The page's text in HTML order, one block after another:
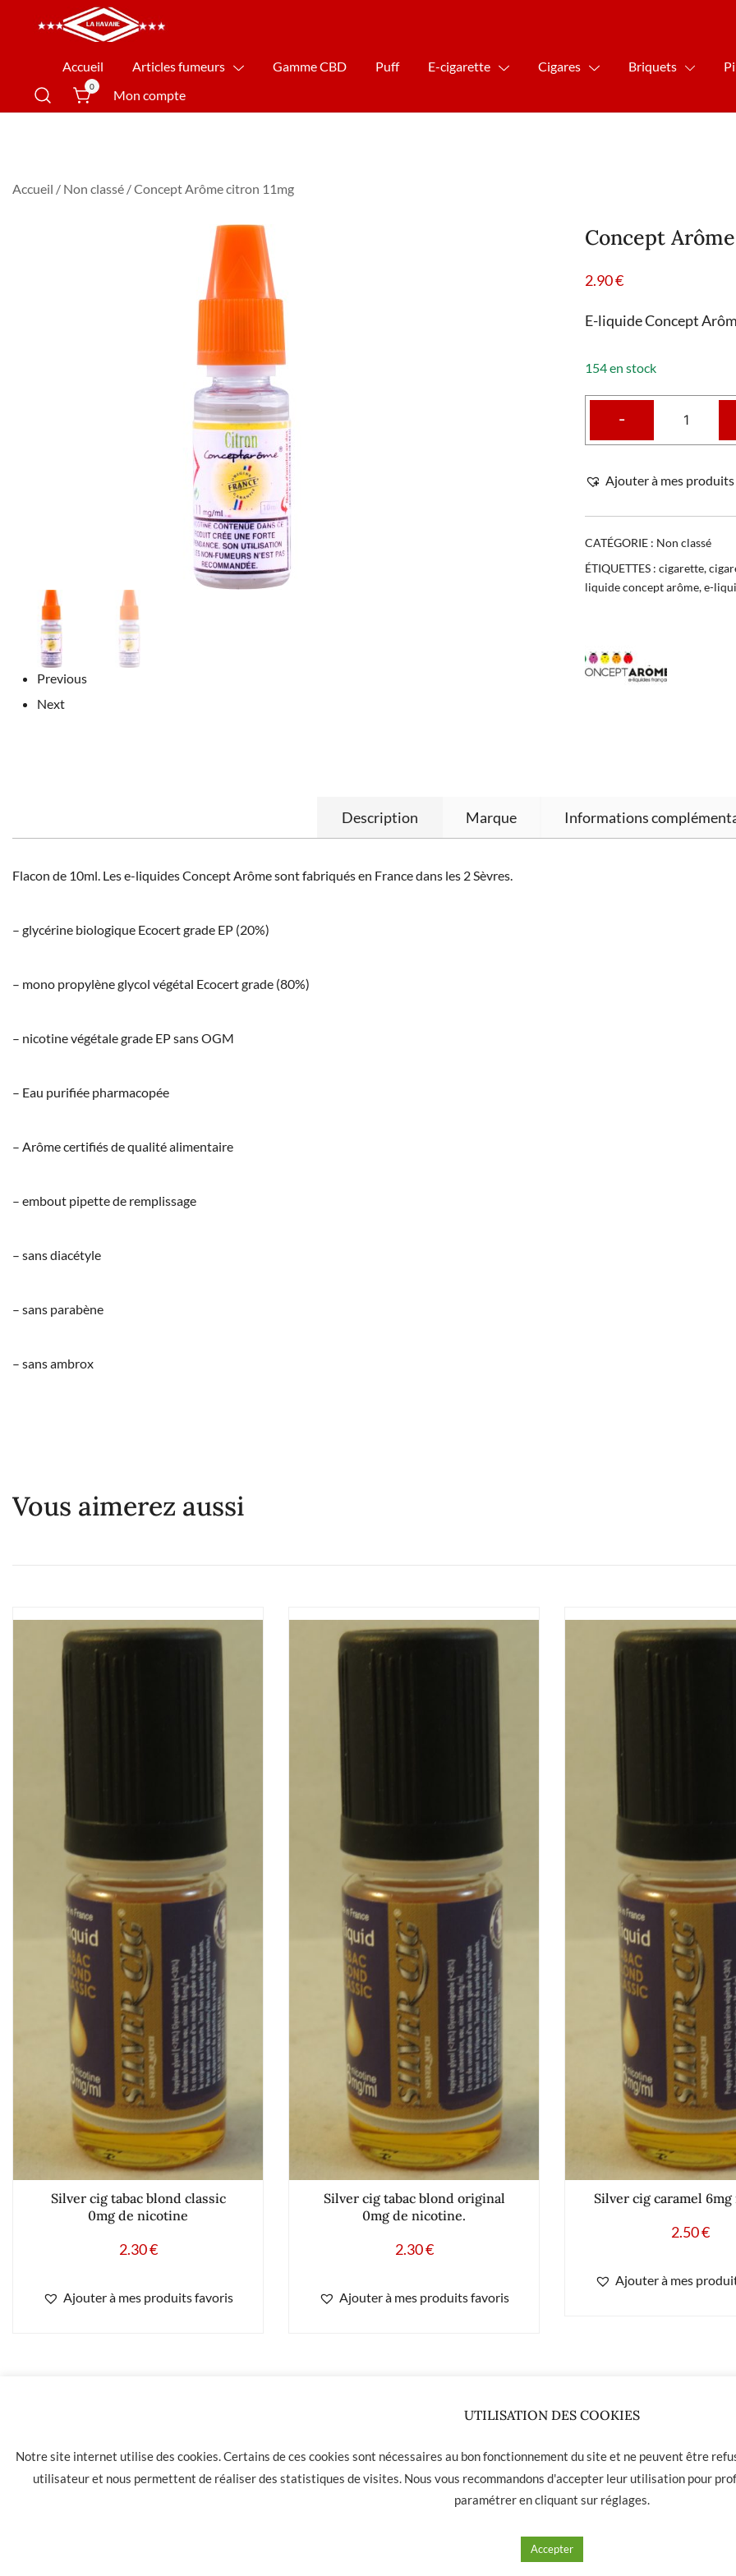
La Havane Nîmes
Accueil Articles fumeurs Gamme CBD Puff E-cigarette Cigares Briquets
0
Mon compte
Accueil / Non classé / Concept Arôme citron 11mg
Previous
Next
Concept
2.90€
E-liquide Concept
154 en stock
-
Ajouter à mes
CATÉGORIE : Non classé
ÉTIQUETTES : cigarette,
liquide concept arôme,e-
Description Marque Informations
Flacon de 10ml. Les e-liquides Concept Arôme sont fabriqués en France dans les 2 Sèvres.
– glycérine biologique Ecocert grade EP (20%)
– mono propylène glycol végétal Ecocert grade (80%)
– nicotine végétale grade EP sans OGM
– Eau purifiée pharmacopée
– Arôme certifiés de qualité alimentaire
– embout pipette de remplissage
– sans diacétyle
– sans parabène
– sans ambrox
Vous aimerez aussi
Silver cig tabac blond classic
0mg de nicotine
2.30€
Ajouter à mes produits favoris
Silver cig tabac blond original
0mg de nicotine.
2.30€
Ajouter à mes produits favoris
Silver cig caramel
2.50€
Ajouter à mes
UTILISATION DES COOKIES
Notre site internet utilise des cookies. Certains de ces cookies sont nécessaires au bon fonctionnement du site et ne peuvent être
utilisateur et nous permettent de réaliser des statistiques de visites. Nous vous recommandons d'accepter leur utilisation pour
paramétrer en cliquant sur réglages.
Accepter